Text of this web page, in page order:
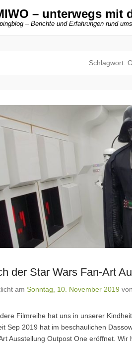
– unterwegs mit
– Berichte und Erfahrungen rund
Schlagwort:
der Star Wars Fan-Art
am Sonntag, 10. November 2019 von
Filmreihe hat uns in unserer
Sep 2019 hat im beschaulichen
Ausstellung Outpost One eröffnet.